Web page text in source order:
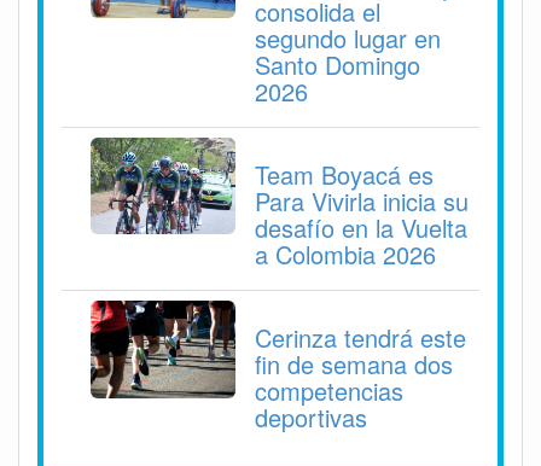
consolida el
segundo lugar en
Santo Domingo
2026
Team Boyacá es
Para Vivirla inicia su
desafío en la Vuelta
a Colombia 2026
Cerinza tendrá este
fin de semana dos
competencias
deportivas